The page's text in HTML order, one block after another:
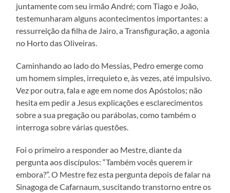
juntamente com seu irmão André; com Tiago e João,
testemunharam alguns acontecimentos importantes: a
ressurreição da filha de Jairo, a Transfiguração, a agonia
no Horto das Oliveiras.
Caminhando ao lado do Messias, Pedro emerge como
um homem simples, irrequieto e, às vezes, até impulsivo.
Vez por outra, fala e age em nome dos Apóstolos; não
hesita em pedir a Jesus explicações e esclarecimentos
sobre a sua pregação ou parábolas, como também o
interroga sobre várias questões.
Foi o primeiro a responder ao Mestre, diante da
pergunta aos discípulos: “Também vocês querem ir
embora?”. O Mestre fez esta pergunta depois de falar na
Sinagoga de Cafarnaum, suscitando transtorno entre os